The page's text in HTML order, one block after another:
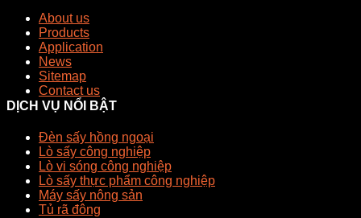
About us
Products
Application
News
Sitemap
Contact us
DỊCH VỤ NỔI BẬT
Đèn sấy hồng ngoại
Lò sấy công nghiệp
Lò vi sóng công nghiệp
Lò sấy thực phẩm công nghiệp
Máy sấy nông sản
Tủ rã đông